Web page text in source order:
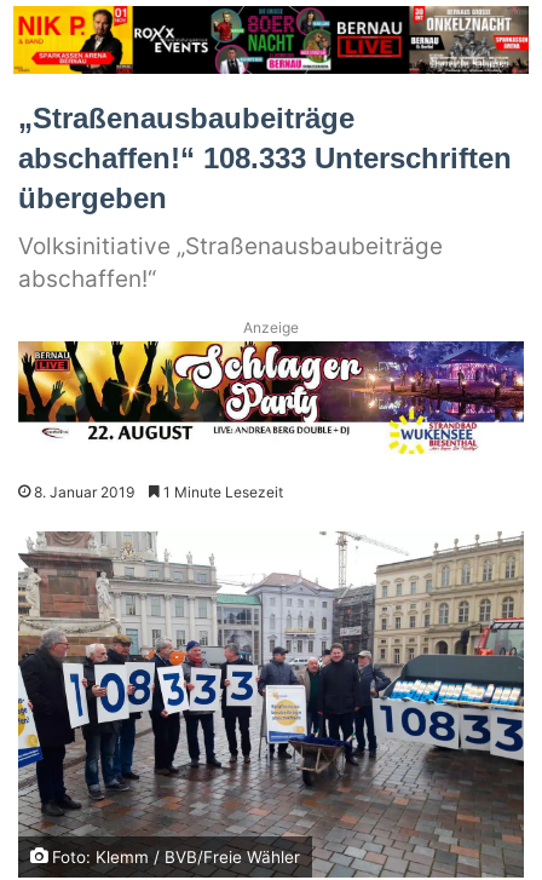
„Straßenausbaubeiträge
abschaffen!“ 108.333 Unterschriften
übergeben
Volksinitiative „Straßenausbaubeiträge
abschaffen!“
Anzeige
8. Januar 2019 1 Minute Lesezeit
Foto: Klemm / BVB/Freie Wähler